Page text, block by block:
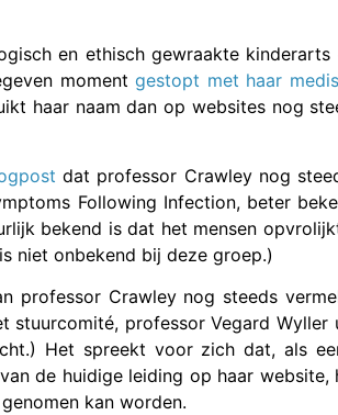
en ethisch gewraakte
momentgestopt met haar
haar naam dan op websites nog
dat professor Crawley nog
Following Infection, beter
bekend is dat het mensen
niet onbekend bij deze groep.)
professor Crawley nog steeds
stuurcomité, professor Vegard
Het spreekt voor zich dat, als
de huidige leiding op haar
kan worden.